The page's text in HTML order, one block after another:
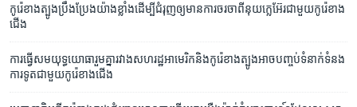
កូរ៉េ​ខាង​ត្បូង​ប្រឹងប្រែង​យ៉ាង​ខ្លាំង​ដើម្បី​ជំរុញ​ឲ្យ​មាន​ការ​ចរចា​ពី​នុយក្លេអ៊ែរ​ជាមួយ​កូរ៉េ​ខាង​
ជើង
ការ​ធ្វើ​សមយុទ្ធ​យោធា​រួម​គ្នា​រវាង​សហរដ្ឋ​អាមេរិក​និង​កូរ៉េ​ខាង​ត្បូង​អាច​បញ្ចប់​ទំនាក់ទំនង​
ការទូត​ជាមួយ​កូរ៉េ​ខាង​ជើង